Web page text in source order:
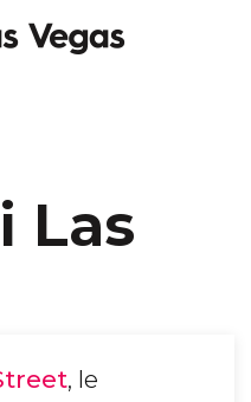
Las
, le